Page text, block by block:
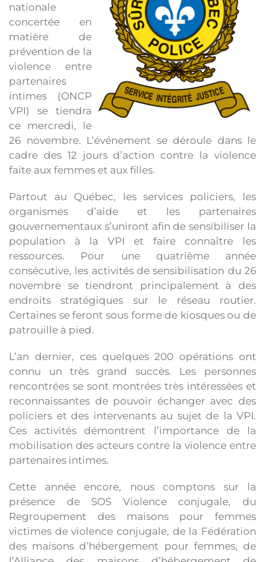
nationale
concertée en
matière de
prévention de la
violence entre
partenaires
intimes (ONCP
VPI) se tiendra
ce mercredi, le
26 novembre. L’événement se déroule dans le
cadre des 12 jours d’action contre la violence
faite aux femmes et aux filles.
Partout au Québec, les services policiers, les
organismes d’aide et les partenaires
gouvernementaux s’uniront afin de sensibiliser la
population à la VPI et faire connaître les
ressources. Pour une quatrième année
consécutive, les activités de sensibilisation du 26
novembre se tiendront principalement à des
endroits stratégiques sur le réseau routier.
Certaines se feront sous forme de kiosques ou de
patrouille à pied.
L’an dernier, ces quelques 200 opérations ont
connu un très grand succès. Les personnes
rencontrées se sont montrées très intéressées et
reconnaissantes de pouvoir échanger avec des
policiers et des intervenants au sujet de la VPI.
Ces activités démontrent l’importance de la
mobilisation des acteurs contre la violence entre
partenaires intimes.
Cette année encore, nous comptons sur la
présence de SOS Violence conjugale, du
Regroupement des maisons pour femmes
victimes de violence conjugale, de la Fédération
des maisons d’hébergement pour femmes, de